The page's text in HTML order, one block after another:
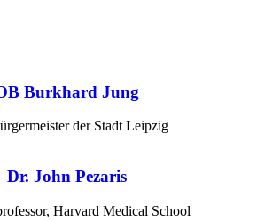
Burkhard Jung
der Stadt Leipzig
Dr. John Pezaris
Harvard Medical School